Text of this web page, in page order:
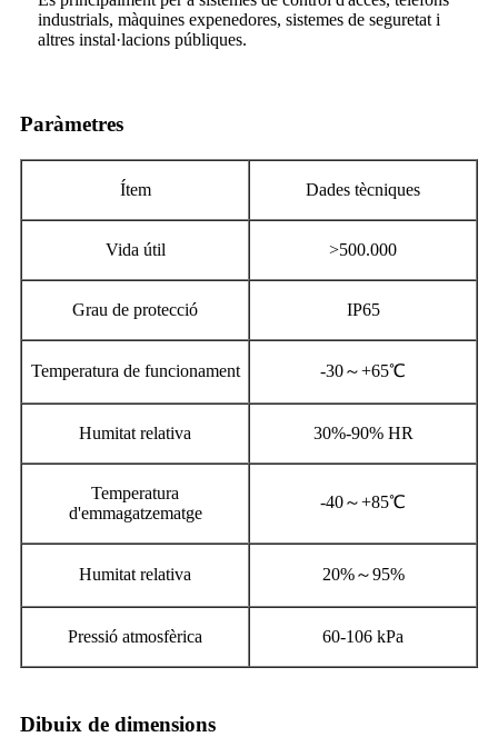
industrials, màquines expenedores, sistemes de seguretat i
altres instal·lacions públiques.
Paràmetres
Ítem Dades tècniques
Vida útil >500.000
Grau de protecció IP65
Temperatura de funcionament -30～+65℃
Humitat relativa 30%-90% HR
Temperatura
d'emmagatzematge
-40～+85℃
Humitat relativa 20%～95%
Pressió atmosfèrica 60-106 kPa
Dibuix de dimensions